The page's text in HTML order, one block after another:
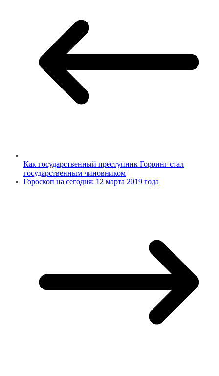
Как государственный преступник Горринг стал
государственным чиновником
Гороскоп на сегодня: 12 марта 2019 года